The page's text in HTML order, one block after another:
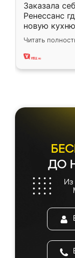
Заказала
Ренессанс
новую
вполне
два года,
Читать
ДО